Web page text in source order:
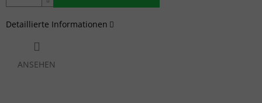
Detaillierte Informationen
ANSEHEN